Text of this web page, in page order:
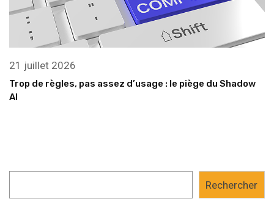
21 juillet 2026
Trop de règles, pas assez d’usage : le piège du Shadow
AI
Rechercher